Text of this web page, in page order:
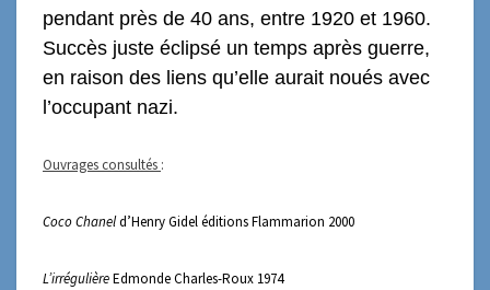
pendant près de 40 ans, entre 1920 et 1960.
Succès juste éclipsé un temps après guerre,
en raison des liens qu’elle aurait noués avec
l’occupant nazi.
Ouvrages consultés :
Coco Chaneld’Henry Gidel éditions Flammarion 2000
L’irrégulièreEdmonde Charles-Roux 1974